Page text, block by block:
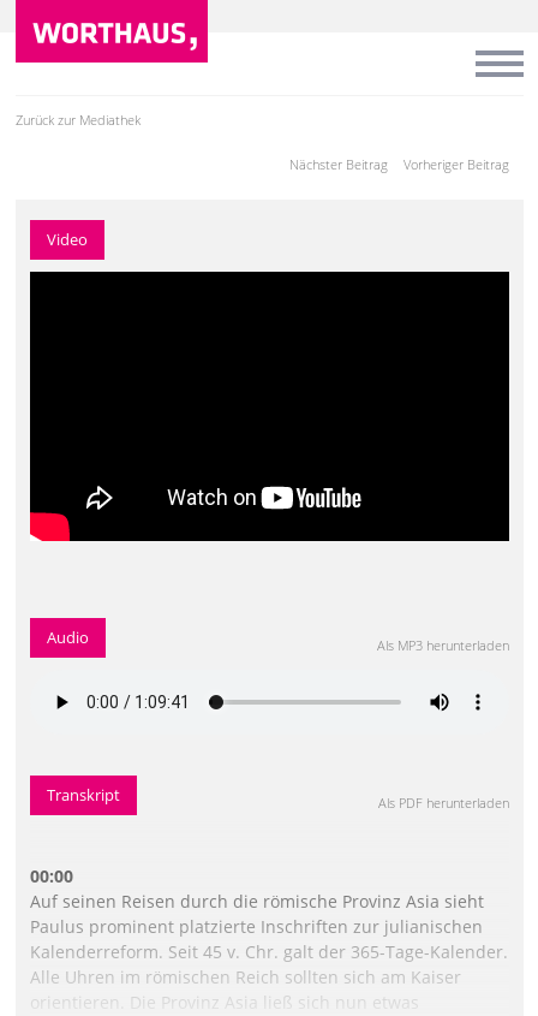
Zurück zur Mediathek
Vorheriger Beitrag
Nächster Beitrag
Video
Audio Als MP3 herunterladen
Transkript Als PDF herunterladen
00:00
Auf seinen Reisen durch die römische Provinz Asia sieht
Paulus prominent platzierte Inschriften zur julianischen
Kalenderreform. Seit 45 v. Chr. galt der 365-Tage-Kalender.
Alle Uhren im römischen Reich sollten sich am Kaiser
orientieren. Die Provinz Asia ließ sich nun etwas